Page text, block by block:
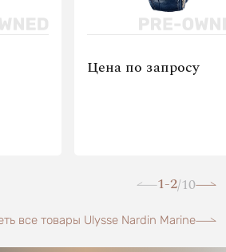
Цена по запросу
1-2/10
все товары Ulysse Nardin Marine